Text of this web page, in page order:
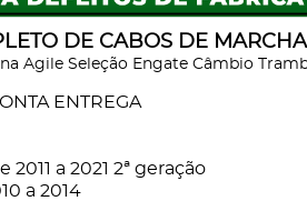
DE CABOS DE
Agile Seleção Engate Câmbio
ENTREGA
2011 a 2021 2ª geração
a 2014